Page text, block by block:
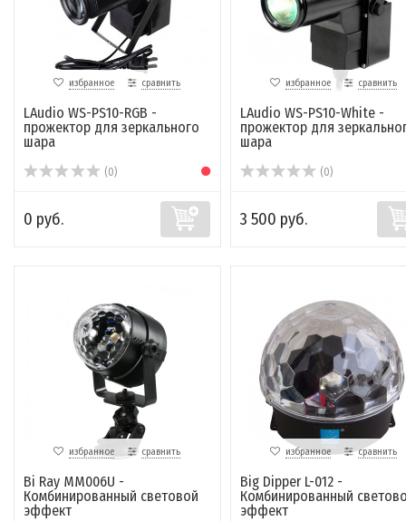
избранное сравнить
LAudio WS-PS10-RGB -
прожектор для зеркального
шара
(0)
0 руб.
избранное сравнить
LAudio WS-PS10-White -
прожектор для
шара
(0)
3 500 руб.
избранное сравнить
Bi Ray MM006U -
Комбинированный световой
эффект
избранное сравнить
Big Dipper L-012 -
Комбинированный
эффект